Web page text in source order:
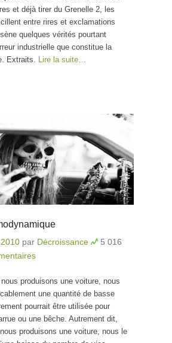
et déjà tirer du Grenelle 2, les
entre rires et exclamations
quelques vérités pourtant
industrielle que constitue la
Extraits. Lire la suite…
par Décroissance
5 016
produisons une voiture, nous
une quantité de basse
pourrait être utilisée pour
ou une bêche. Autrement dit,
produisons une voiture, nous le